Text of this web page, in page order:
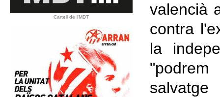
Cartell de l'MDT
valencià
contra
la